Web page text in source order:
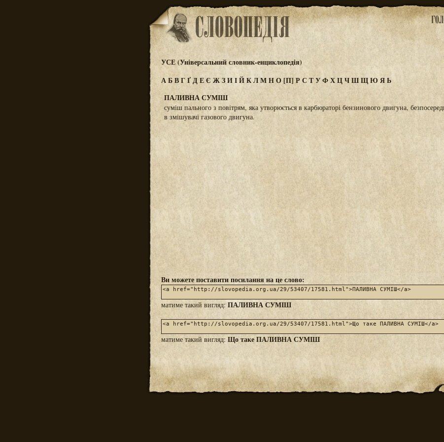
УСЕ (Універсальний словник-енциклопедія)
АБВГҐДЕЄ ЖЗИІЙКЛМНО[П] РС ТУФХЦЧШЩЮ ЯЬ
ПАЛИВНА СУМІШ
суміш пального з повітрям, яка утворюється в карбюраторі бензинового двигуна,
в змішувачі газового двигуна.
Ви можете поставити посилання на це слово:
матиме такий вигляд:ПАЛИВНА СУМІШ
матиме такий вигляд: Що таке ПАЛИВНА СУМІШ